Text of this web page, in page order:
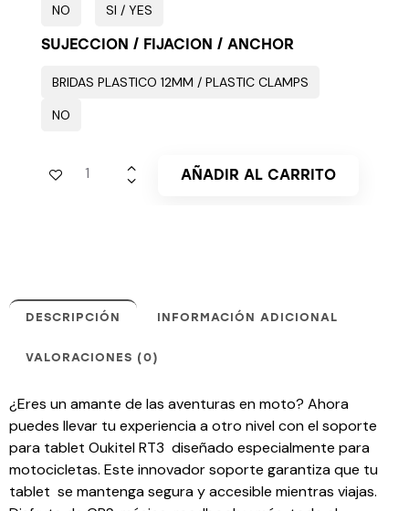
NO SI / YES
SUJECCION / FIJACION / ANCHOR
BRIDAS PLASTICO 12MM / PLASTIC CLAMPS
NO
AÑADIR AL CARRITO
DESCRIPCIÓN INFORMACIÓN ADICIONAL
VALORACIONES (0)
¿Eres un amante de las aventuras en moto? Ahora
puedes llevar tu experiencia a otro nivel con el soporte
para tablet Oukitel RT3 diseñado especialmente para
motocicletas. Este innovador soporte garantiza que tu
tablet se mantenga segura y accesible mientras viajas.